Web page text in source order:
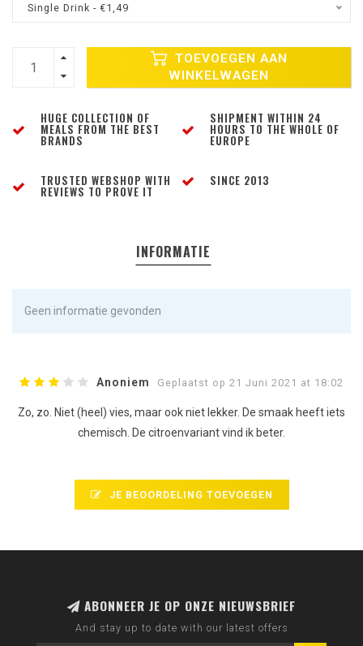
Single Drink - €1,49
TOEVOEGEN AAN
WINKELWAGEN
HUGE COLLECTION OF
MEALS FROM THE BEST
BRANDS
SHIPMENT WITHIN 24
HOURS TO THE WHOLE OF
EUROPE
TRUSTED WEBSHOP WITH
REVIEWS TO PROVE IT
SINCE 2013
INFORMATIE
Geen informatie gevonden
Anoniem Geplaatst op 21 Juni 2021 at 18:02
Zo, zo. Niet (heel) vies, maar ook niet lekker. De smaak heeft iets
chemisch. De citroenvariant vind ik beter.
JE BEOORDELING TOEVOEGEN
ABONNEER JE OP ONZE NIEUWSBRIEF
And stay up to date with our latest offers